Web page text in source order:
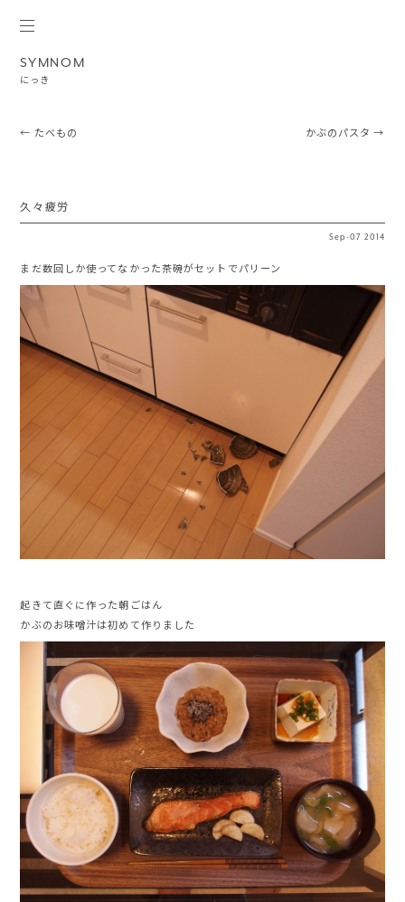
SYMNOM
にっき
Post navigation
← たべもの かぶのパスタ→
久々疲労
Sep ·07 2014
まだ数回しか使ってなかった茶碗がセットでパリーン
起きて直ぐに作った朝ごはん
かぶのお味噌汁は初めて作りました